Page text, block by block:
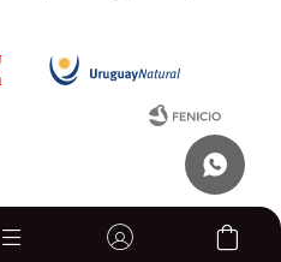
